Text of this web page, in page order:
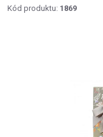
Kód produktu: 1869